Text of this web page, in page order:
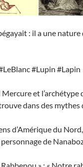
: il a une nature
#Lupin #Lapin
Mercure et
dans des
d’Amérique du
de